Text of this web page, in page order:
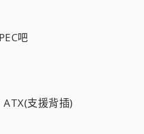
吧
支援背插)